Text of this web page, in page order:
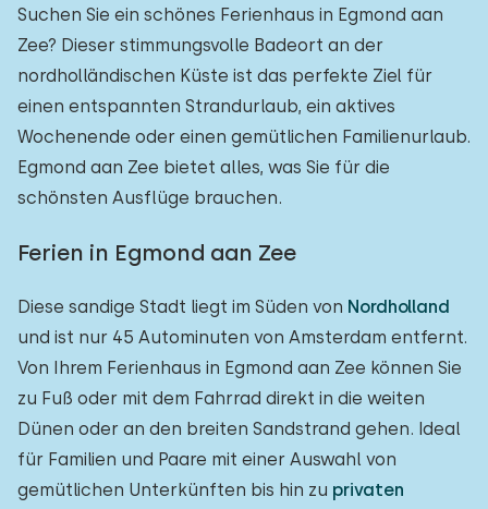
Suchen Sie ein schönes Ferienhaus in Egmond aan
Zee? Dieser stimmungsvolle Badeort an der
nordholländischen Küste ist das perfekte Ziel für
einen entspannten Strandurlaub, ein aktives
Wochenende oder einen gemütlichen Familienurlaub.
Egmond aan Zee bietet alles, was Sie für die
schönsten Ausflüge brauchen.
Ferien in Egmond aan Zee
Diese sandige Stadt liegt im Süden von Nordholland
und ist nur 45 Autominuten von Amsterdam entfernt.
Von Ihrem Ferienhaus in Egmond aan Zee können Sie
zu Fuß oder mit dem Fahrrad direkt in die weiten
Dünen oder an den breiten Sandstrand gehen. Ideal
für Familien und Paare mit einer Auswahl von
gemütlichen Unterkünften bis hin zu privaten